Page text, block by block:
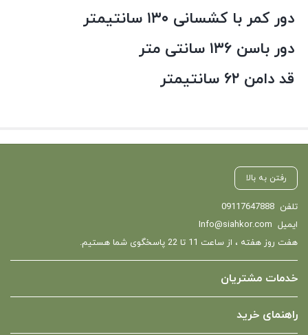
دور کمر با کشسانی ۱۳۰ سانتیمتر
دور باسن ۱۳۶ سانتی متر
قد دامن ۶۲ سانتیمتر
رفتن به بالا
تلفن 09117647888
ایمیل Info@siahkor.com
هفت روز هفته ، از ساعت 11 تا 22 پاسخگوی شما هستیم.
خدمات مشتریان
راهنمای خرید